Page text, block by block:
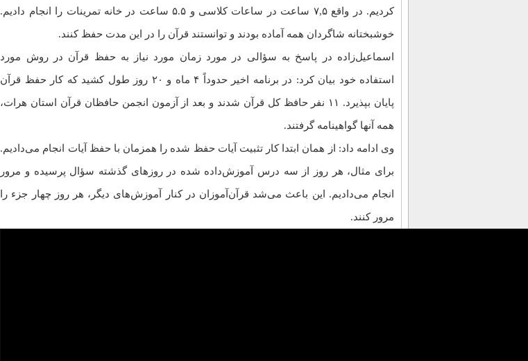
کردیم. در واقع ۷,۵ ساعت در ساعات کلاسی و ۵.۵ ساعت در خانه تمرینات را انجام دادیم.
خوشبختانه شاگردان همه آماده بودند و توانستند قرآن را در این مدت حفظ کنند.
اسماعیل‌زاده در پاسخ به سؤالی در مورد زمان مورد نیاز به حفظ قرآن در روش مورد
استفاده خود بیان کرد: در برنامه اخیر حدوداً ۴ ماه و ۲۰ روز طول کشید که کار حفظ قرآن
پایان بپذیرد. ۱۱ نفر حافظ کل قرآن شدند و بعد از آزمون انجمن حافظان قرآن استان هرات،
همه آنها گواهینامه گرفتند.
وی ادامه داد: از همان ابتدا کار تثبیت آیات حفظ شده را همزمان با حفظ آیات انجام می‌دادیم.
برای مثال، هر روز از سه درس آموزش‌داده شده در روزهای گذشته سؤال پرسیده و مرور
انجام می‌دادیم. این باعث می‌شد قرآن‌آموزان در کنار آموزش‌های دیگر، هر روز چهار جزء را
مرور کنند.